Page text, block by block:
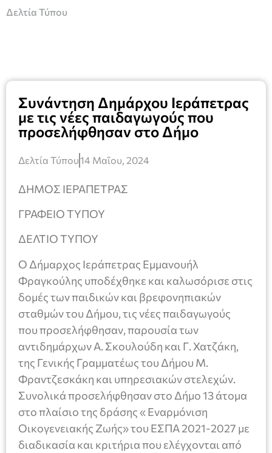
Δελτία Τύπου
Συνάντηση Δημάρχου Ιεράπετρας
με τις νέες παιδαγωγούς που
προσελήφθησαν στο Δήμο
Δελτία Τύπου14 Μαΐου, 2024
ΔΗΜΟΣ ΙΕΡΑΠΕΤΡΑΣ
ΓΡΑΦΕΙΟ ΤΥΠΟΥ
ΔΕΛΤΙΟ ΤΥΠΟΥ
Ο Δήμαρχος Ιεράπετρας Εμμανουήλ
Φραγκούλης υποδέχθηκε και καλωσόρισε στις
δομές των παιδικών και βρεφονηπιακών
σταθμών του Δήμου, τις νέες παιδαγωγούς
που προσελήφθησαν, παρουσία των
αντιδημάρχων Α. Σκουλούδη και Γ. Χατζάκη,
της Γενικής Γραμματέως του Δήμου Μ.
Φραντζεσκάκη και υπηρεσιακών στελεχών.
Συνολικά προσελήφθησαν στο Δήμο 13 άτομα
στο πλαίσιο της δράσης « Εναρμόνιση
Οικογενειακής Ζωής» του ΕΣΠΑ 2021-2027 με
διαδικασία και κριτήρια που ελέγχονται από